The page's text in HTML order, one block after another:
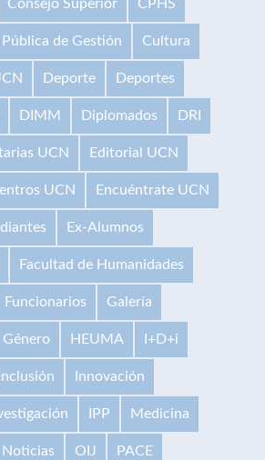
Consejo Superior CPHS
de Gestión Cultura
Deporte Deportes
DIMM Diplomados DRI
UCN Editorial UCN
UCN Encuéntrate UCN
Ex-Alumnos
Facultad de Humanidades
Funcionarios Galería
Género HEUMA I+D+i
Inclusión Innovación
IPP Medicina
Noticias OIJ PACE